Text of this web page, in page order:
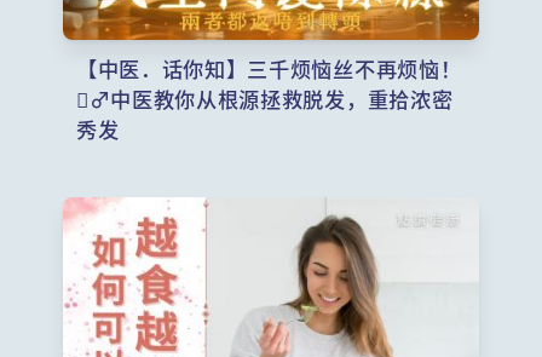
【中医．话你知】三千烦恼丝不再烦恼！
‍♂️中医教你从根源拯救脱发，重拾浓密
秀发